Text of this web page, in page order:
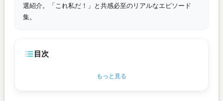
選紹介。「これ私だ！」と共感必至のリアルなエピソード
集。
目次
もっと見る